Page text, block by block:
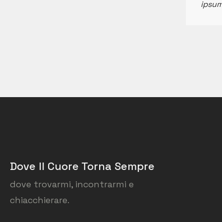
Dove Il Cuore Torna Sempre
dove trovarmi, incontrarmi e
chiacchierare.